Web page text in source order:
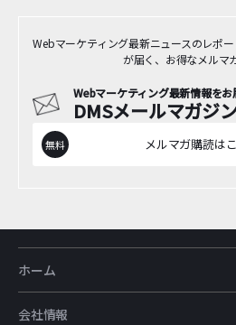
Webマーケティング最新ニュースのレポ
が届く、お得なメルマ
Webマーケティング最新情報をお
DMSメールマガジ
メルマガ購読は
ホーム
会社情報